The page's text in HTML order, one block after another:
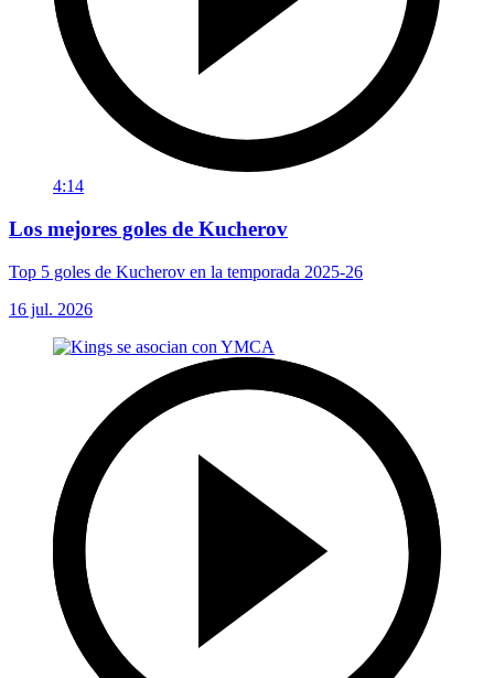
4:14
Los mejores goles de Kucherov
Top 5 goles de Kucherov en la temporada 2025-26
16 jul. 2026